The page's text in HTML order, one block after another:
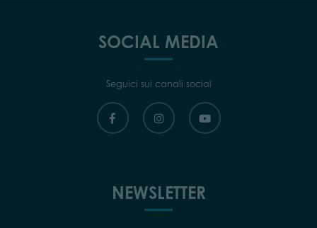
SOCIAL MEDIA
Seguici sui canali social
NEWSLETTER